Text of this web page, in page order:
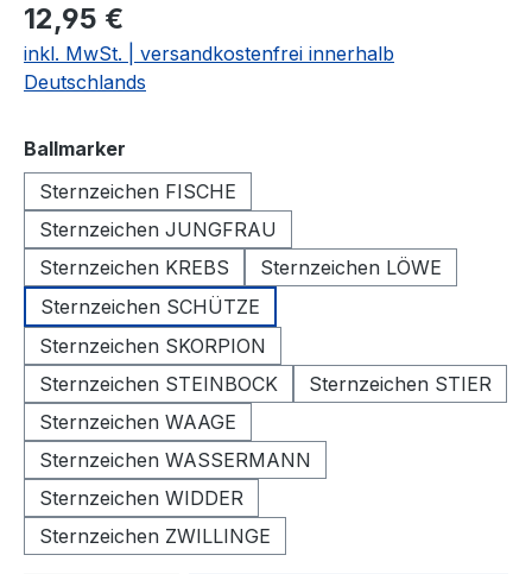
12,95 €
inkl. MwSt. | versandkostenfrei innerhalb
Deutschlands
Ballmarker
Sternzeichen FISCHE
Sternzeichen JUNGFRAU
Sternzeichen KREBS
Sternzeichen LÖWE
Sternzeichen SCHÜTZE
Sternzeichen SKORPION
Sternzeichen STEINBOCK
Sternzeichen STIER
Sternzeichen WAAGE
Sternzeichen WASSERMANN
Sternzeichen WIDDER
Sternzeichen ZWILLINGE